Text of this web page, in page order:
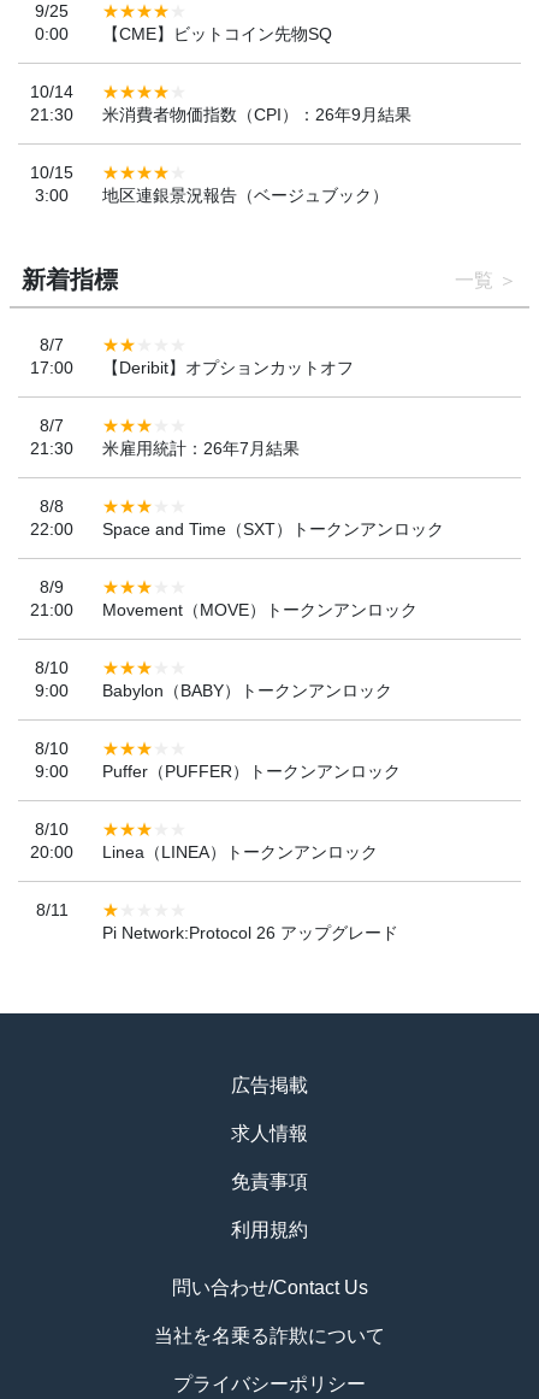
9/25
0:00
【CME】ビットコイン先物SQ
10/14
21:30
米消費者物価指数（CPI）：26年9月結果
10/15
3:00
地区連銀景況報告（ベージュブック）
新着指標 一覧
8/7
17:00
【Deribit】オプションカットオフ
8/7
21:30
米雇用統計：26年7月結果
8/8
22:00
Space and Time（SXT）トークンアンロック
8/9
21:00
Movement（MOVE）トークンアンロック
8/10
9:00
Babylon（BABY）トークンアンロック
8/10
9:00
Puffer（PUFFER）トークンアンロック
8/10
20:00
Linea（LINEA）トークンアンロック
8/11
Pi Network:Protocol 26 アップグレード
広告掲載
求人情報
免責事項
利用規約
問い合わせ/Contact Us
当社を名乗る詐欺について
プライバシーポリシー